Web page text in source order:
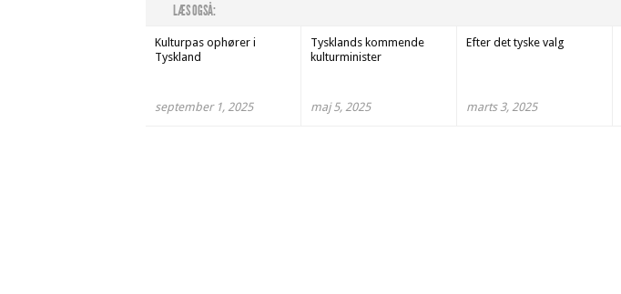
LÆS OGSÅ:
Kulturpas ophører i
Tyskland
september 1, 2025
Tysklands kommende
kulturminister
maj 5, 2025
Efter det tyske valg
marts 3, 2025